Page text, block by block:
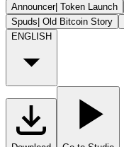
Announcer| Token Launch
Spuds| Old Bitcoin Story
ENGLISH